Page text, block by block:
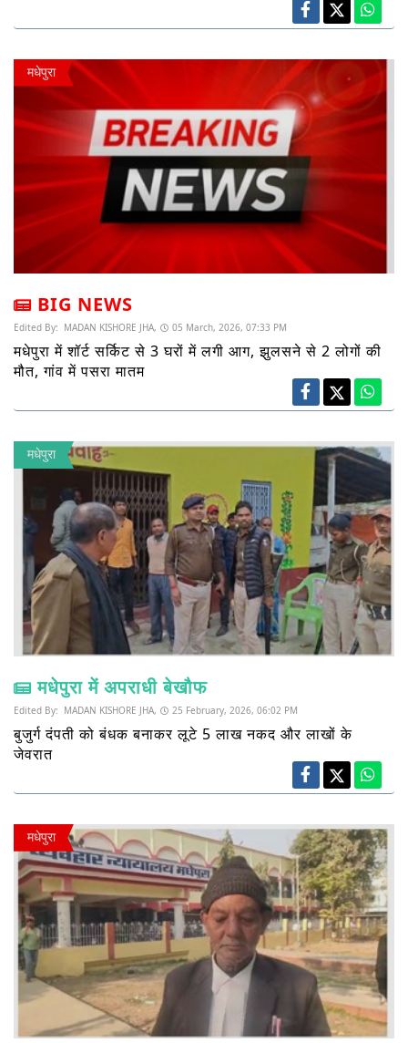
मधेपुरा
BIG NEWS
Edited By: MADAN KISHORE JHA, 05 March, 2026, 07:33 PM
मधेपुरा में शॉर्ट सर्किट से 3 घरों में लगी आग, झुलसने से 2 लोगों की
मौत, गांव में पसरा मातम
मधेपुरा
मधेपुरा में अपराधी बेखौफ
Edited By: MADAN KISHORE JHA, 25 February, 2026, 06:02 PM
बुजुर्ग दंपती को बंधक बनाकर लूटे 5 लाख नकद और लाखों के
जेवरात
मधेपुरा